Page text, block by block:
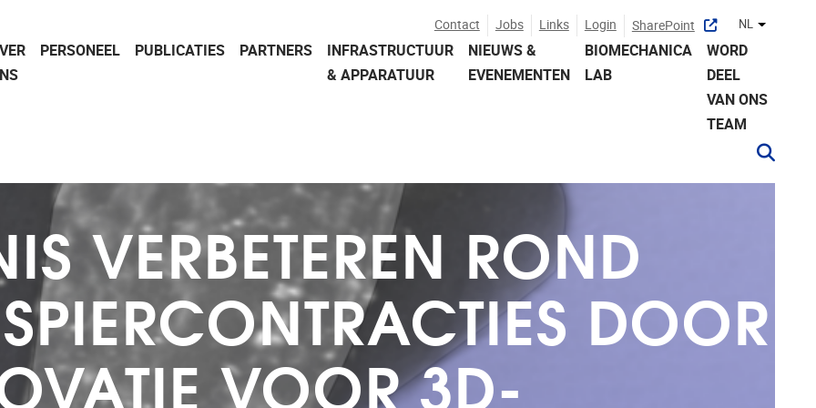
Contact Jobs Links Login SharePoint NL Andere
PERSONEEL PUBLICATIES PARTNERS
INFRASTRUCTUUR
& APPARATUUR
NIEUWS &
EVENEMENTEN
BIOMECHANICA
LAB
WORD
DEEL
VAN ONS
TEAM
VERBETEREN ROND
DOOR
VOOR 3D-